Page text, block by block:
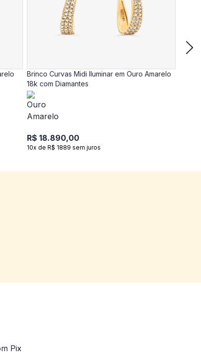
Brinco Curvas Midi Iluminar em Ouro Amarelo
18k com Diamantes
R$ 18.890,00
10x de R$ 1889 sem juros